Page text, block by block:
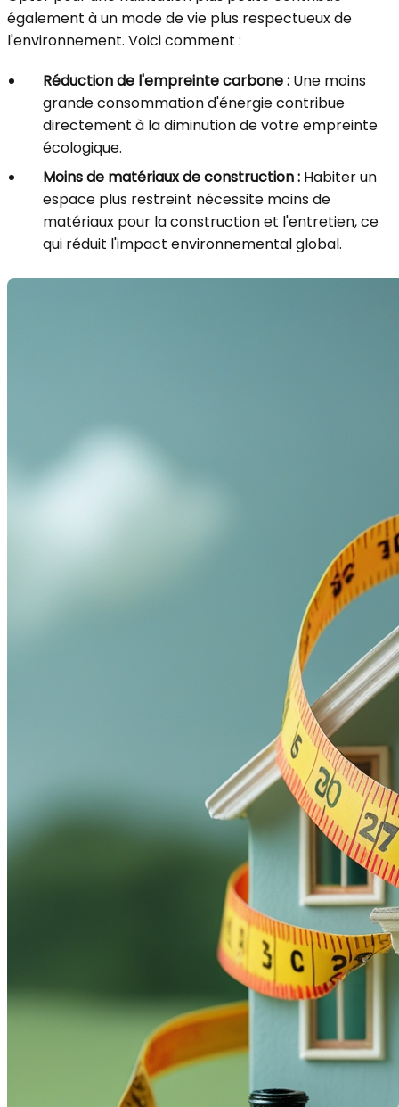
également à un mode de vie plus respectueux de
l'environnement. Voici comment :
Réduction de l'empreinte carbone : Une moins
grande consommation d'énergie contribue
directement à la diminution de votre empreinte
écologique.
Moins de matériaux de construction : Habiter un
espace plus restreint nécessite moins de
matériaux pour la construction et l'entretien, ce
qui réduit l'impact environnemental global.